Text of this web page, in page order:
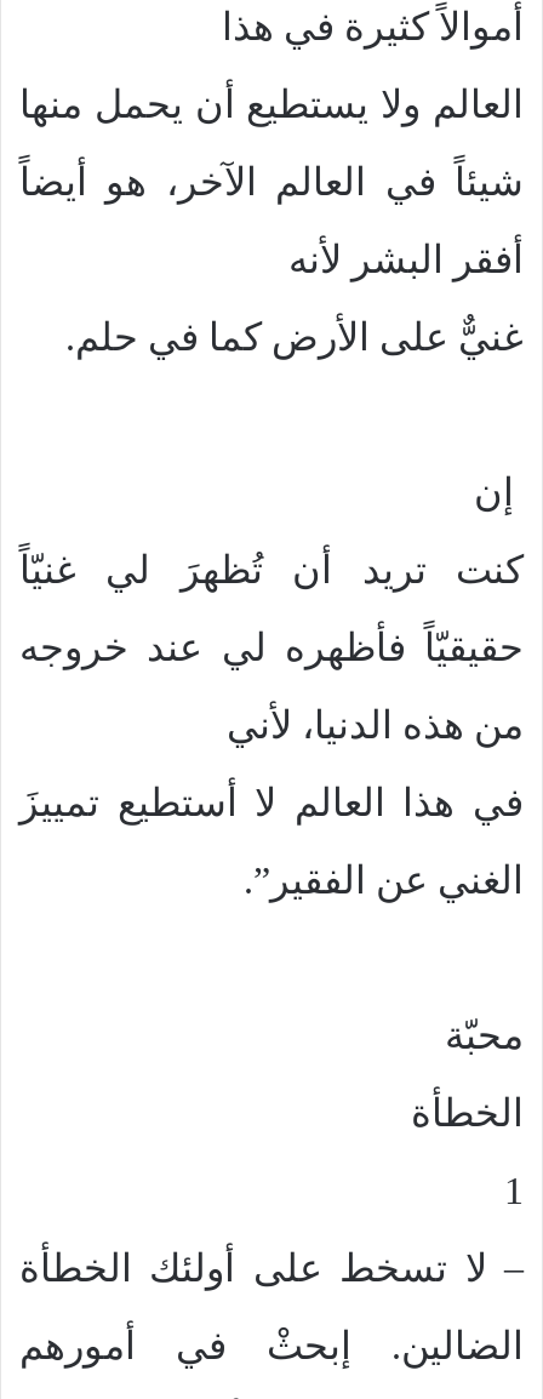
أموالاً كثيرة في هذا
العالم ولا يستطيع أن يحمل منها
شيئاً في العالم الآخر، هو أيضاً
أفقر البشر لأنه
غنيٌّ على الأرض كما في حلم.
إن
كنت تريد أن تُظهرَ لي غنيّاً
حقيقيّاً فأظهره لي عند خروجه
من هذه الدنيا، لأني
في هذا العالم لا أستطيع تمييزَ
الغني عن الفقير”.
محبّة
الخطأة
1
– لا تسخط على أولئك الخطأة
الضالين. إبحثْ في أمورهم